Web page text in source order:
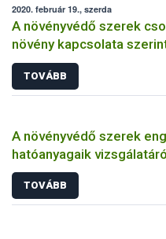
2020. február 19., szerda
A növényvédő szerek
növény kapcsolata
TOVÁBB
A növényvédő szerek
hatóanyagaik
TOVÁBB